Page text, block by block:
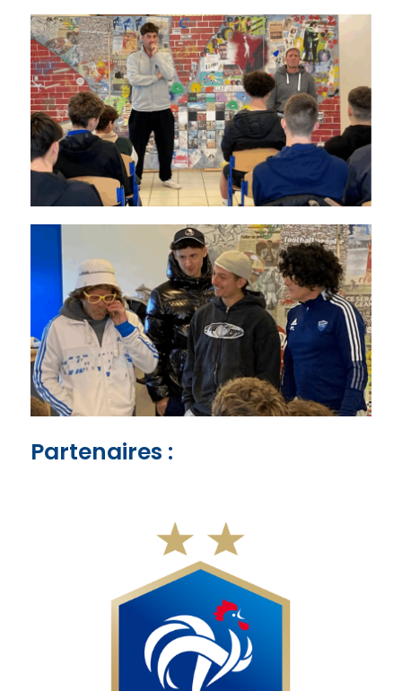
Partenaires :